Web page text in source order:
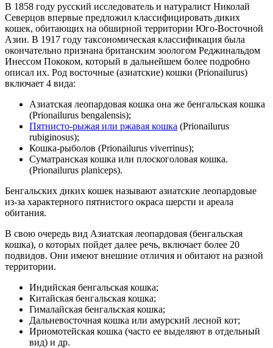
В 1858 году русский исследователь и натуралист Николай
Северцов впервые предложил классифицировать диких
кошек, обитающих на обширной территории Юго-Восточной
Азии. В 1917 году таксономическая классификация была
окончательно признана британским зоологом Реджинальдом
Инессом Пококом, который в дальнейшем более подробно
описал их. Род восточные (азиатские) кошки (Prionailurus)
включает 4 вида:
Азиатская леопардовая кошка она же бенгальская кошка
(Prionailurus bengalensis);
Пятнисто-рыжая или ржавая кошка (Prionailurus
rubiginosus);
Кошка-рыболов (Prionailurus viverrinus);
Суматранская кошка или плоскоголовая кошка.
(Prionailurus planiceps).
Бенгальских диких кошек называют азиатские леопардовые
из-за характерного пятнистого окраса шерсти и ареала
обитания.
В свою очередь вид Азиатская леопардовая (бенгальская
кошка), о которых пойдет далее речь, включает более 20
подвидов. Они имеют внешние отличия и обитают на разной
территории.
Индийская бенгальская кошка;
Китайская бенгальская кошка;
Гималайская бенгальская кошка;
Дальневосточная кошка или амурский лесной кот;
Ириомотейская кошка (часто ее выделяют в отдельный
вид) и др.